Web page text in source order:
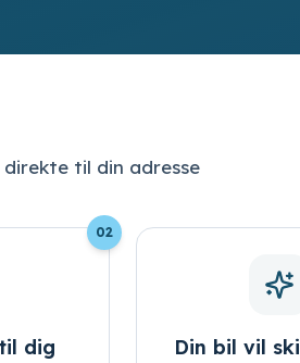
direkte til din adresse
02
dig
Din bil vil